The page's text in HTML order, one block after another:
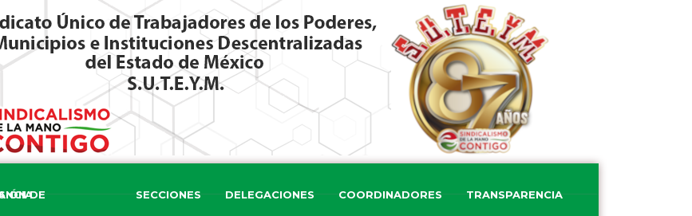
VIGILANCIA SECCIONES DELEGACIONES COORDINADORES TRANSPARENCIA